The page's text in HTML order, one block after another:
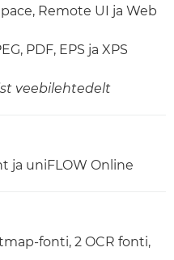
Remote UI ja Web
PDF, EPS ja XPS
veebilehtedelt
ja uniFLOW Online
fonti, 2 OCR fonti,